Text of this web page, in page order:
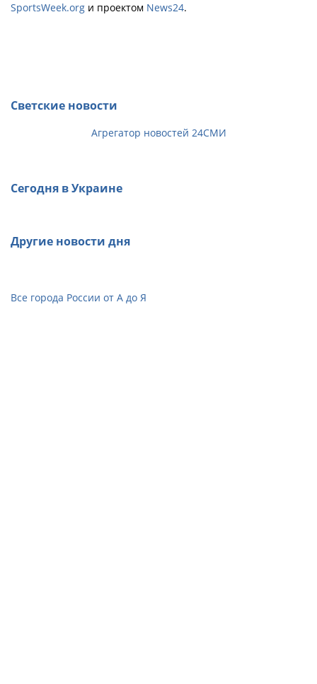
SportsWeek.org и проектом News24.
Светские новости
Агрегатор новостей 24СМИ
Сегодня в Украине
Другие новости дня
Все города России от А до Я